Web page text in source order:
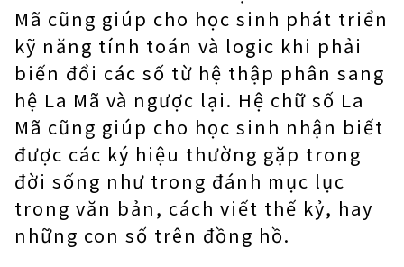
Mã cũng giúp cho học sinh phát triển
kỹ năng tính toán và logic khi phải
biến đổi các số từ hệ thập phân sang
hệ La Mã và ngược lại. Hệ chữ số La
Mã cũng giúp cho học sinh nhận biết
được các ký hiệu thường gặp trong
đời sống như trong đánh mục lục
trong văn bản, cách viết thế kỷ, hay
những con số trên đồng hồ.